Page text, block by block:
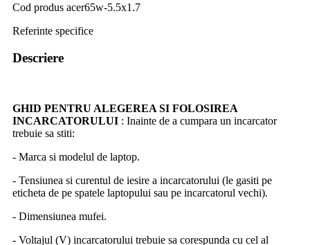
Cod produs acer65w-5.5x1.7
Referinte specifice
Descriere
GHID PENTRU ALEGEREA SI FOLOSIREA
INCARCATORULUI : Inainte de a cumpara un incarcator
trebuie sa stiti:
- Marca si modelul de laptop.
- Tensiunea si curentul de iesire a incarcatorului (le gasiti pe
eticheta de pe spatele laptopului sau pe incarcatorul vechi).
- Dimensiunea mufei.
- Voltajul (V) incarcatorului trebuie sa corespunda cu cel al